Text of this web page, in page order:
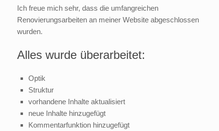
Ich freue mich sehr, dass die umfangreichen
Renovierungsarbeiten an meiner Website abgeschlossen
wurden.
Alles wurde überarbeitet:
Optik
Struktur
vorhandene Inhalte aktualisiert
neue Inhalte hinzugefügt
Kommentarfunktion hinzugefügt